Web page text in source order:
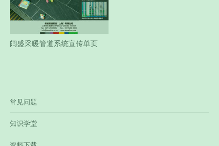
阔盛采暖管道系统宣传单页
常见问题
知识学堂